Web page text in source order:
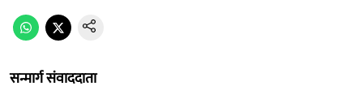
सन्मार्ग संवाददाता